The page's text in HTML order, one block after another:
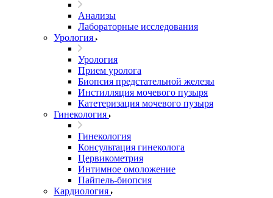
Анализы
Лабораторные исследования
Урология
Урология
Прием уролога
Биопсия предстательной железы
Инстилляция мочевого пузыря
Катетеризация мочевого пузыря
Гинекология
Гинекология
Консультация гинеколога
Цервикометрия
Интимное омоложение
Пайпель-биопсия
Кардиология